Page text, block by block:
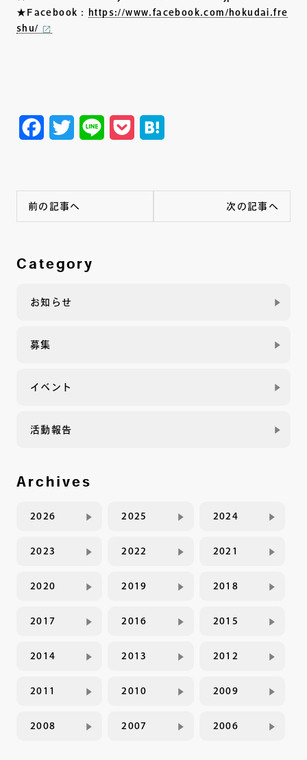
★Facebook：
https://www.facebook.com/hokudai.fre
shu/
Facebook
TwitterLine Pocket
前の記事へ 次の記事へ
Category
お知らせ
募集
イベント
活動報告
Archives
2026 2025 2024
2023 2022 2021
2020 2019 2018
2017 2016 2015
2014 2013 2012
2011 2010 2009
2008 2007 2006